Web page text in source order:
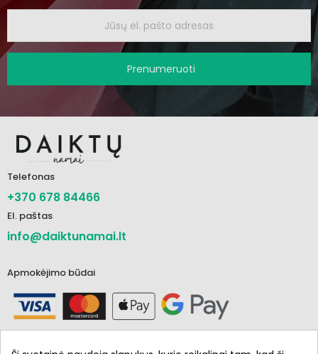
Prenumeruoti
Telefonas
+370 678 84466
El. paštas
info@daiktunamai.lt
Apmokėjimo būdai